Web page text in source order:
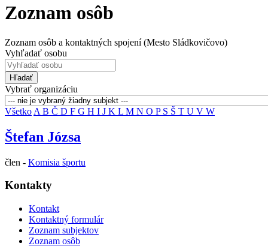
Zoznam osôb
Zoznam osôb a kontaktných spojení (Mesto Sládkovičovo)
Vyhľadať osobu
Hľadať
Vybrať organizáciu
Všetko A B Č D F G H I J K L M N O P S Š T U V W
Štefan Józsa
člen - Komisia športu
Kontakty
Kontakt
Kontaktný formulár
Zoznam subjektov
Zoznam osôb